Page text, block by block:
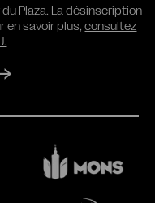
Plaza. La désinscription
en savoir plus,consultez